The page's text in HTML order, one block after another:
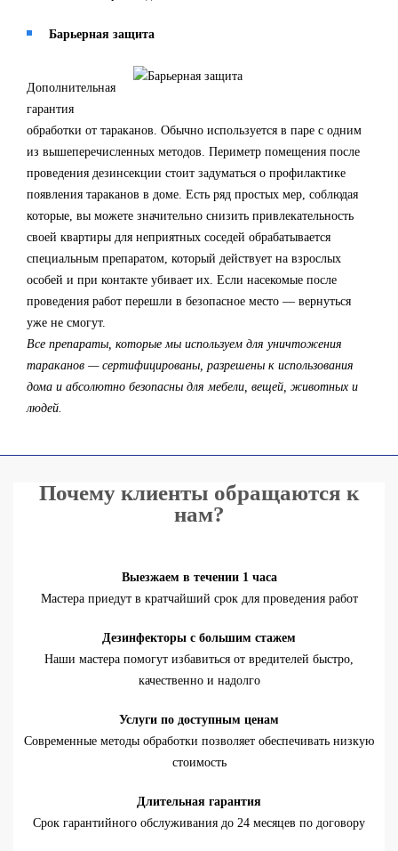
Барьерная защита
Дополнительная
гарантия
обработки от тараканов. Обычно используется в паре с одним
из вышеперечисленных методов. Периметр помещения после
проведения дезинсекции стоит задуматься о профилактике
появления тараканов в доме. Есть ряд простых мер, соблюдая
которые, вы можете значительно снизить привлекательность
своей квартиры для неприятных соседей обрабатывается
специальным препаратом, который действует на взрослых
особей и при контакте убивает их. Если насекомые после
проведения работ перешли в безопасное место — вернуться
уже не смогут.
Все препараты, которые мы используем для уничтожения
тараканов — сертифицированы, разрешены к использования
дома и абсолютно безопасны для мебели, вещей, животных и
людей.
Почему клиенты обращаются к
нам?
Выезжаем в течении 1 часа
Мастера приедут в кратчайший срок для проведения работ
Дезинфекторы с большим стажем
Наши мастера помогут избавиться от вредителей быстро,
качественно и надолго
Услуги по доступным ценам
Современные методы обработки позволяет обеспечивать низкую
стоимость
Длительная гарантия
Срок гарантийного обслуживания до 24 месяцев по договору